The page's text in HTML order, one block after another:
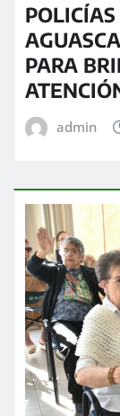
PARA
admin